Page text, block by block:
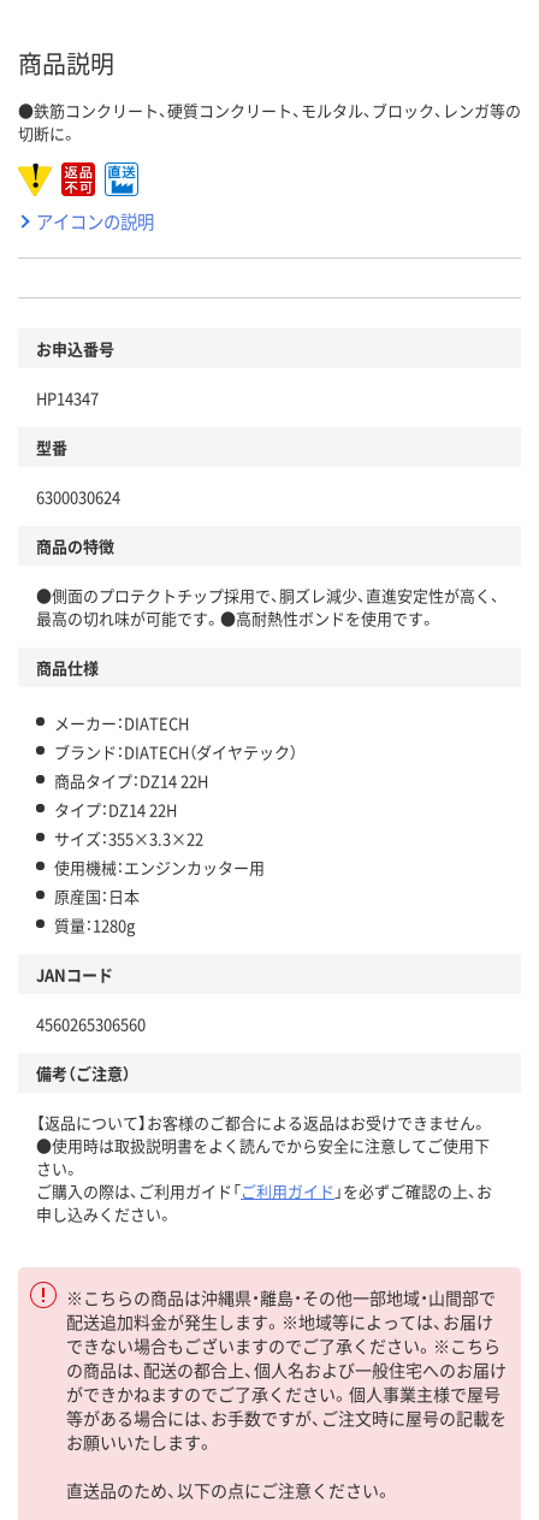
商品説明
●鉄筋コンクリート、硬質コンクリート、モルタル、ブロック、レンガ等の
切断に。
アイコンの説明
お申込番号
HP14347
型番
6300030624
商品の特徴
●側面のプロテクトチップ採用で、胴ズレ減少、直進安定性が高く、
最高の切れ味が可能です。●高耐熱性ボンドを使用です。
商品仕様
メーカー：DIATECH
ブランド：DIATECH（ダイヤテック）
商品タイプ：DZ14 22H
タイプ：DZ14 22H
サイズ：355×3.3×22
使用機械：エンジンカッター用
原産国：日本
質量：1280g
JANコード
4560265306560
備考（ご注意）
【返品について】お客様のご都合による返品はお受けできません。
●使用時は取扱説明書をよく読んでから安全に注意してご使用下
さい。
ご購入の際は、ご利用ガイド「ご利用ガイド 」を必ずご確認の上、お
申し込みください。
※こちらの商品は沖縄県・離島・その他一部地域・山間部で
配送追加料金が発生します。※地域等によっては、お届け
できない場合もございますのでご了承ください。※こちら
の商品は、配送の都合上、個人名および一般住宅へのお届け
ができかねますのでご了承ください。個人事業主様で屋号
等がある場合には、お手数ですが、ご注文時に屋号の記載を
お願いいたします。
直送品のため、以下の点にご注意ください。